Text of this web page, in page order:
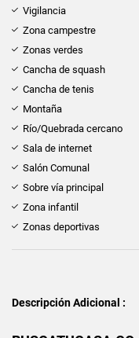
Vigilancia
Zona campestre
Zonas verdes
Cancha de squash
Cancha de tenis
Montaña
Río/Quebrada cercano
Sala de internet
Salón Comunal
Sobre vía principal
Zona infantil
Zonas deportivas
Descripción Adicional :